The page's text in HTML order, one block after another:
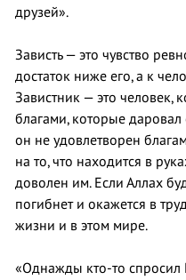
друзей».
Зависть — это чувство
достаток ниже его, а к
Завистник — это человек,
благами, которые даровал
он не удовлетворен
на то, что находится в
доволен им. Если Аллах
погибнет и окажется в
жизни и в этом мире.
«Однажды кто-то спросил